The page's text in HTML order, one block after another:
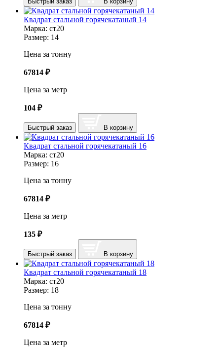
Квадрат стальной горячекатаный 14
Марка: ст20
Размер: 14
Цена за тонну
67814 ₽
Цена за метр
104 ₽
Быстрый заказ В корзину
Квадрат стальной горячекатаный 16
Марка: ст20
Размер: 16
Цена за тонну
67814 ₽
Цена за метр
135 ₽
Быстрый заказ В корзину
Квадрат стальной горячекатаный 18
Марка: ст20
Размер: 18
Цена за тонну
67814 ₽
Цена за метр